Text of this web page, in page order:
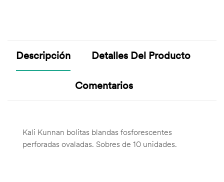
Descripción Detalles Del Producto
Comentarios
Kali Kunnan bolitas blandas fosforescentes
perforadas ovaladas. Sobres de 10 unidades.